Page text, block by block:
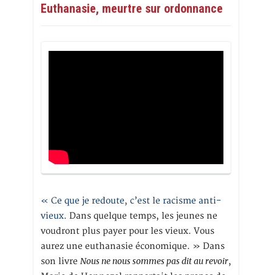
Euthanasie, meurtre sur ordonnance
« Ce que je redoute, c’est le racisme anti-
vieux. Dans quelque temps, les jeunes ne
voudront plus payer pour les vieux. Vous
aurez une euthanasie économique. » Dans
son livre Nous ne nous sommes pas dit au revoir,